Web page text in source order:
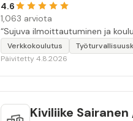
4.6
1,063 arviota
“Sujuva ilmoittautuminen ja
Verkkokoulutus
Päivitetty 4.8.2026
Kiviliike